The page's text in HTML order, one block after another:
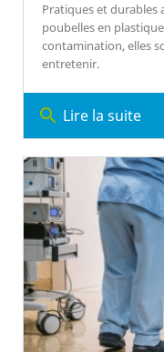
Pratiques et durables
poubelles en
contamination, elles
entretenir.
search Lire la suite